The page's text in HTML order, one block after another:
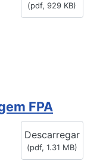
(pdf, 929 KB)
FPA
Descarregar
(pdf, 1.31 MB)